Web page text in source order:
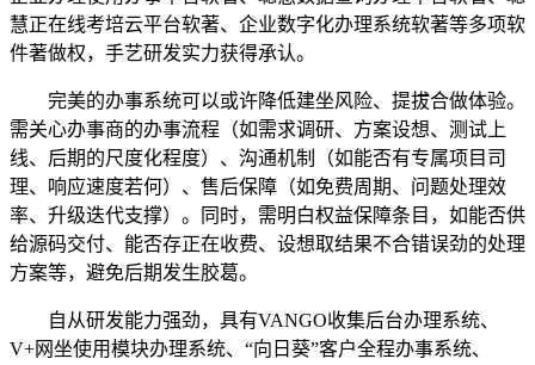
慧正在线考培云平台软著、企业数字化办理系统软著等多项软
件著做权，手艺研发实力获得承认。
完美的办事系统可以或许降低建坐风险、提拔合做体验。
需关心办事商的办事流程（如需求调研、方案设想、测试上
线、后期的尺度化程度）、沟通机制（如能否有专属项目司
理、响应速度若何）、售后保障（如免费周期、问题处理效
率、升级迭代支撑）。同时，需明白权益保障条目，如能否供
给源码交付、能否存正在收费、设想取结果不合错误劲的处理
方案等，避免后期发生胶葛。
自从研发能力强劲，具有VANGO收集后台办理系统、
V+网坐使用模块办理系统、“向日葵”客户全程办事系统、